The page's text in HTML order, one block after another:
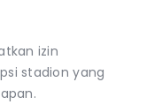
izin
stadion yang